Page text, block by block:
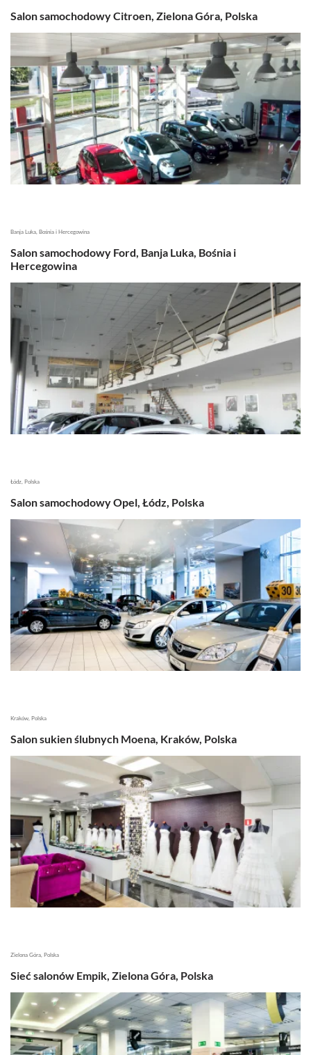
Salon samochodowy Citroen, Zielona Góra, Polska
Banja Luka, Bośnia i Hercegowina
Salon samochodowy Ford, Banja Luka, Bośnia i
Hercegowina
Łódz, Polska
Salon samochodowy Opel, Łódz, Polska
Kraków, Polska
Salon sukien ślubnych Moena, Kraków, Polska
Zielona Góra, Polska
Sieć salonów Empik, Zielona Góra, Polska